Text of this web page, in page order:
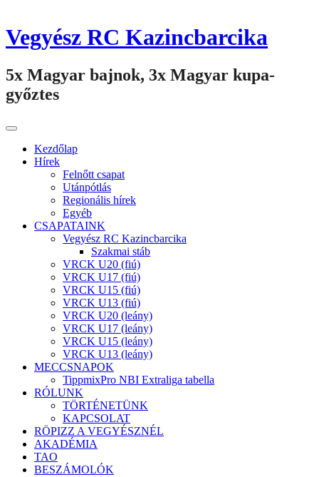
Vegyész RC Kazincbarcika
5x Magyar bajnok, 3x Magyar kupa-
győztes
Kezdőlap
Hírek
Felnőtt csapat
Utánpótlás
Regionális hírek
Egyéb
CSAPATAINK
Vegyész RC Kazincbarcika
Szakmai stáb
VRCK U20 (fiú)
VRCK U17 (fiú)
VRCK U15 (fiú)
VRCK U13 (fiú)
VRCK U20 (leány)
VRCK U17 (leány)
VRCK U15 (leány)
VRCK U13 (leány)
MECCSNAPOK
TippmixPro NBI Extraliga tabella
RÓLUNK
TÖRTÉNETÜNK
KAPCSOLAT
RÖPIZZ A VEGYÉSZNÉL
AKADÉMIA
TAO
BESZÁMOLÓK